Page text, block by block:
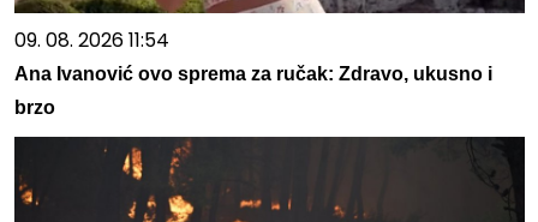
09. 08. 2026 11:54
Ana Ivanović ovo sprema za ručak: Zdravo, ukusno i
brzo